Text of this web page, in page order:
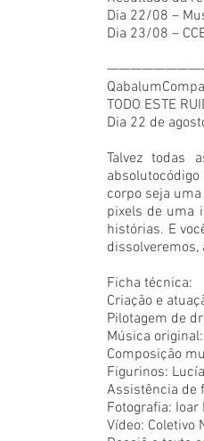
Dia 22/08 –
Dia 23/08 –
TODO ESTE
Dia 22 de
Talvez todas
corpo seja
pixels de uma
histórias. E
dissolveremos,
Ficha técnica:
Criação e
Pilotagem de
Música original:
Composição
Figurinos:
Assistência de
Fotografia: Ioar
Vídeo: Coletivo